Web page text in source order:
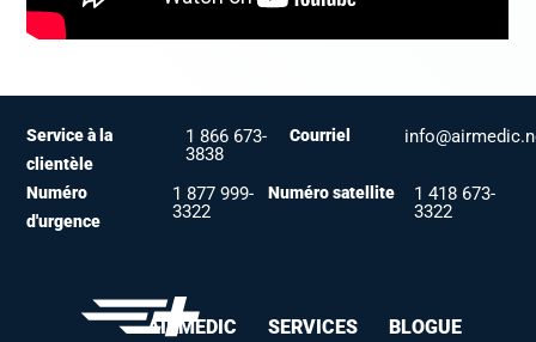
Service à la
clientèle
1 866 673-
3838
Courriel
Numéro
d'urgence
1 877 999-
3322
Numéro satellite
1 418 673-
3322
AIRMEDIC
SERVICES
BLOGUE